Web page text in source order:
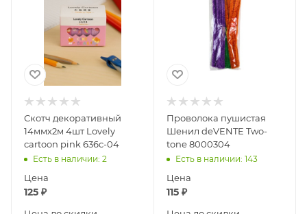
Скотч декоративный
14ммх2м 4шт Lovely
cartoon pink 636c-04
Есть в наличии: 2
Цена
125 ₽
Проволока пушистая
Шенил deVENTE Two-
tone 8000304
Есть в наличии: 143
Цена
115₽